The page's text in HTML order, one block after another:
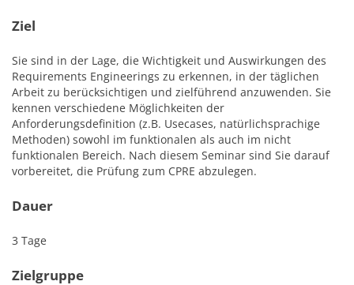
Ziel
Sie sind in der Lage, die Wichtigkeit und Auswirkungen des
Requirements Engineerings zu erkennen, in der täglichen
Arbeit zu berücksichtigen und zielführend anzuwenden. Sie
kennen verschiedene Möglichkeiten der
Anforderungsdefinition (z.B. Usecases, natürlichsprachige
Methoden) sowohl im funktionalen als auch im nicht
funktionalen Bereich. Nach diesem Seminar sind Sie darauf
vorbereitet, die Prüfung zum CPRE abzulegen.
Dauer
3 Tage
Zielgruppe